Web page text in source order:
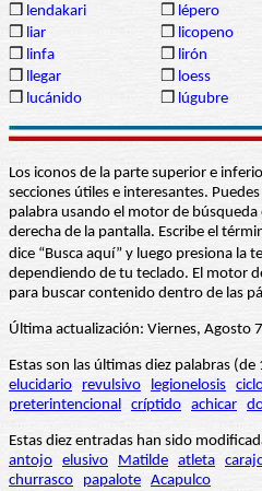
❒ lendakari ❒ lépero
❒ liar ❒ licopeno
❒ linfa ❒ lirón
❒ llegar ❒ loess
❒ lucánido ❒ lúgubre
Los iconos de la parte superior e
secciones útiles e interesantes.
palabra usando el motor de
derecha de la pantalla. Escribe el
dice “Busca aquí” y luego presiona
dependiendo de tu teclado. El motor
para buscar contenido dentro de las
Última actualización: Viernes, Agosto
Estas son las últimas diez palabras
elucidario
revulsivo legionelosis
preterintencional críptido achicar
Estas diez entradas han sido
antojo elusivo Matilde atleta
churrasco
papalote Acapulco